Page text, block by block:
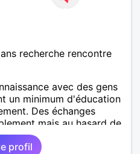
recherche rencontre
avec des gens
un minimum d'éducation
Des échanges
mais au hasard de
ne suis pas fermée à
avec un homme.
profil